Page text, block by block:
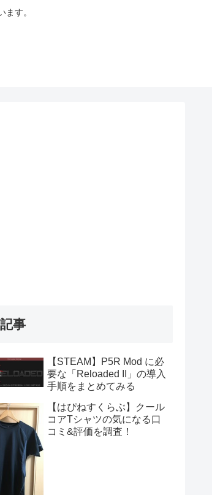
す。
事
【STEAM】P5R Mod に必
要な「Reloaded II」の導入
手順をまとめてみる
【はぴねすくらぶ】クール
コアTシャツの気になる口
コミ&評価を調査！